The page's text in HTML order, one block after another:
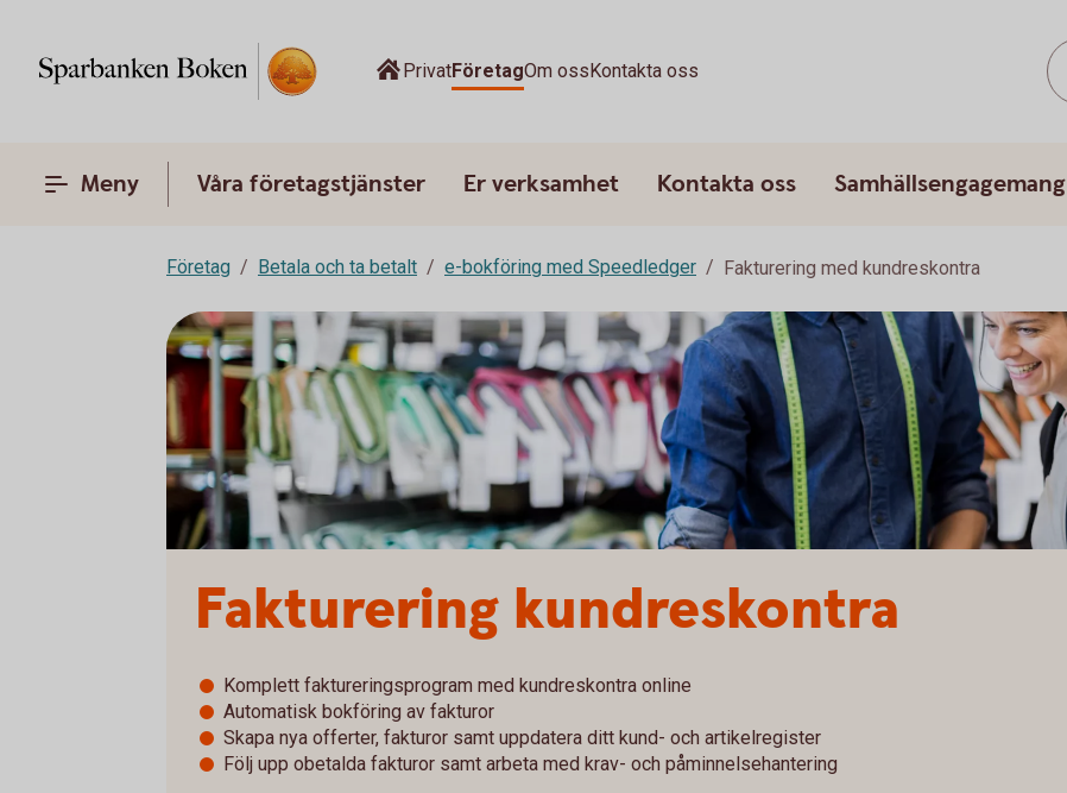
PrivatFöretagOm ossKontakta oss
Meny Våra företagstjänster Er verksamhet Kontakta oss Samhällsengagemang
Företag Betala och ta betalt e-bokföring med Speedledger Fakturering med kundreskontra
Fakturering kundreskontra
Komplett faktureringsprogram med kundreskontra online
Automatisk bokföring av fakturor
Skapa nya offerter, fakturor samt uppdatera ditt kund- och artikelregister
Följ upp obetalda fakturor samt arbeta med krav- och påminnelsehantering